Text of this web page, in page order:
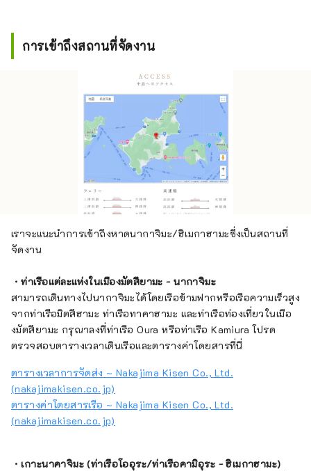
การเข้าถึงสถานที่จัดงาน
เราจะแนะนำการเข้าถึงหาดนากาจิมะ/ฮิเมกาฮามะซึ่งเป็นสถานที่
จัดงาน
・ท่าเรือแต่ละแห่งในเมืองมัตสึยามะ - นากาจิมะ
สามารถเดินทางไปนากาจิมะได้โดยเรือข้ามฟากหรือเรือความเร็วสูง
จากท่าเรือมิตสึฮามะ ท่าเรือทาคาฮามะ และท่าเรือท่องเที่ยวในเมือ
งมัตสึยามะ กรุณาลงที่ท่าเรือ Oura หรือท่าเรือ Kamiura โปรด
ตรวจสอบตารางเวลาเดินเรือและตารางค่าโดยสารที่นี่
ตารางเวลาการจัดส่ง ~ Nakajima Kisen Co., Ltd.
(nakajimakisen.co.jp)
ตารางค่าโดยสารเรือ ~ Nakajima Kisen Co., Ltd.
(nakajimakisen.co.jp)
・เกาะนาคาจิมะ (ท่าเรือโออุระ/ท่าเรือคามิอุระ - ฮิเมกาฮามะ)